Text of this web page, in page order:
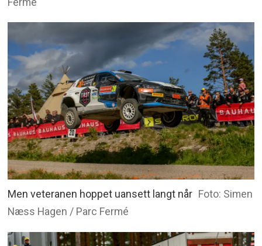
Men veteranen hoppet uansett langt når Foto: Simen
Næss Hagen / Parc Fermé